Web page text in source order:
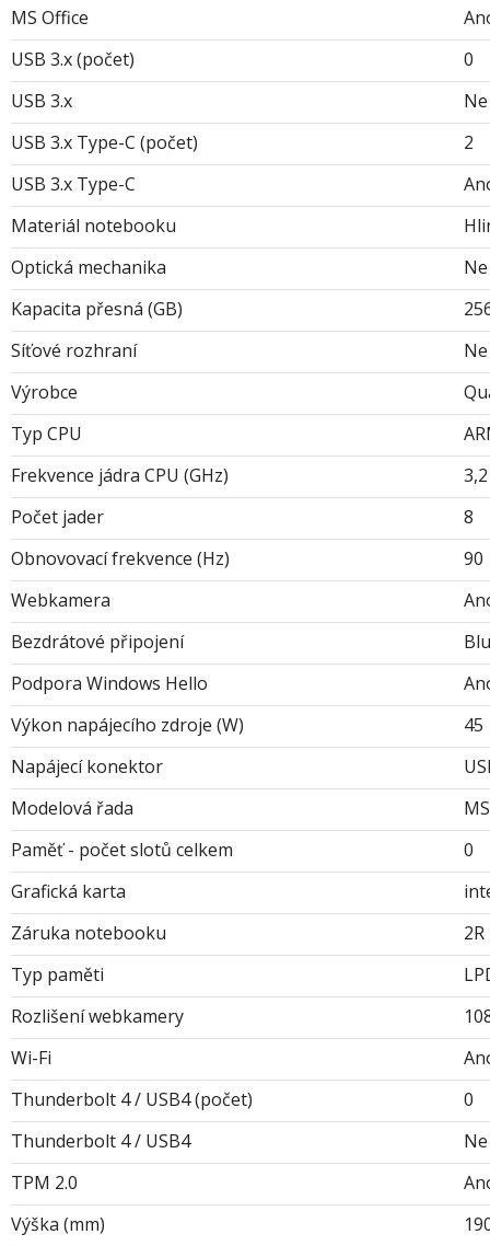
MS Office
USB 3.x (počet)
0
USB 3.x
Ne
USB 3.x Type-C (počet)
2
USB 3.x Type-C
Materiál notebooku
Optická mechanika
Ne
Kapacita přesná (GB)
Síťové rozhraní
Ne
Výrobce
Typ CPU
Frekvence jádra CPU (GHz)
3,2
Počet jader
8
Obnovovací frekvence (Hz)
90
Webkamera
Bezdrátové připojení
Podpora Windows Hello
Výkon napájecího zdroje (W)
45
Napájecí konektor
Modelová řada
Paměť - počet slotů celkem
0
Grafická karta
Záruka notebooku
2R
Typ paměti
Rozlišení webkamery
Wi-Fi
Thunderbolt 4 / USB4 (počet)
0
Thunderbolt 4 / USB4
Ne
TPM 2.0
Výška (mm)